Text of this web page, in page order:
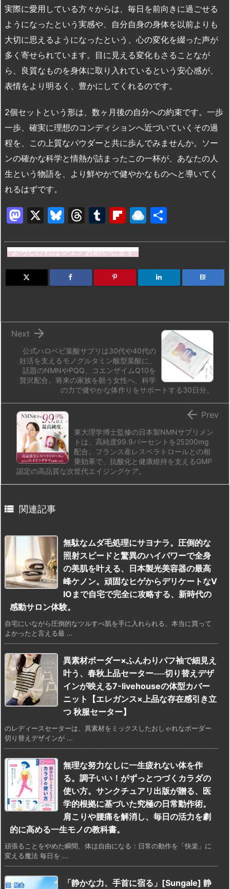
実際に愛用している方々からは、毎日を前向きに過ごせる
ようになったという実感や、自分自身の身体を以前よりも
大切に思えるようになったという、心の変化を綴った声が
多く寄せられています。目に見える変化もさることなが
ら、良質なものを身体に取り入れているという安心感が、
表情をより明るく、豊かにしてくれるのです。
2個セットという形は、数ヶ月後の自分への約束です。一歩
一歩、確実に理想のコンディションへ近づいていくその過
程を、この上質なパウダーと共に歩んでみませんか。ソー
ンの確かな科学と情熱が詰まったこの一杯が、あなたの人
生という物語を、より鮮やかで健やかなものへと導いてく
れるはずです。
M
st
o
d
X
Bl
e
s
k
T
e
a
d
T
m
bl
r
Fl
b
o
ar
R
n
dr
o
よろしければシェアお願いします
B!
公式ハロベビ葉酸サプリは30代や40代の
妊活を支えるモノグルタミン酸型葉酸に、
話題のNMNやPQQ、コエンザイムQ10を
贅沢配合。将来の家族を願う女性へ、科学
の力で健やかな体作りをサポートする30日分。

Next
東大理学博士監修の日本製NMNサプリメン
トは、高純度99.9パーセントを25200mg
配合。フランス産レスベラトロールとの相
乗効果で、抗酸化と健康維持を支えるGMP
認定の高品質な次世代エイジングケア。
 Prev
 関連記事
無駄なムダ毛処理にサヨナラ。圧倒的な
照射スピードと驚異のハイパワーで全身
の美肌を叶える、日本製光美容器の最高
峰ケノン。頑固なヒゲからデリケートなV
IOまで自宅で完全に攻略する、新時代の
感動サロン体験。
自宅にいながら圧倒的なツルすべ肌を手に入れられる、本当に買って
よかったと言える最 ...
異素材ボーダー×ふんわりパフ袖で細見え
叶う、春秋上品セーター──切り替えデザ
インが映える7-livehouseの体型カバー
ニット【エレガンス×上品な存在感引き立
つ 秋服セーター】
のレディースセーターは、異素材をミックスしたおしゃれなボーダー
切り替えデザインが ...
無理な努力なしに一生疲れない体を作
る。調子いい！がずっとつづくカラダの
使い方。サンクチュアリ出版が贈る、医
学的根拠に基づいた究極の日常動作術。
肩こりや腰痛を解消し、毎日の活力を劇
的に高める一生モノの教科書。
頑張ることをやめた瞬間、体は自由になる：日常の動作を「快楽」に
変える魔法 毎日を ...
「静かな力、手首に宿る」[Sungale] 静